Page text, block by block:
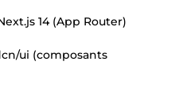
14 (App Router)
ui (composants